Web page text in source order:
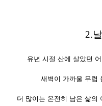
2.
유년 시절 산에 살았던
새벽이 가까울 무렵
더 많이는 온전히 남은 삶의